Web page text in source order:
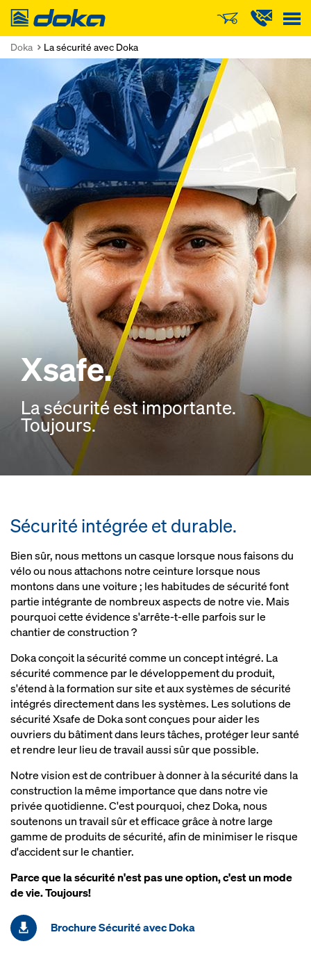
Doka
Doka La sécurité avec Doka
Xsafe.
La sécurité est importante.
Toujours.
Sécurité intégrée et durable.
Bien sûr, nous mettons un casque lorsque nous faisons du
vélo ou nous attachons notre ceinture lorsque nous
montons dans une voiture ; les habitudes de sécurité font
partie intégrante de nombreux aspects de notre vie. Mais
pourquoi cette évidence s'arrête-t-elle parfois sur le
chantier de construction ?
Doka conçoit la sécurité comme un concept intégré. La
sécurité commence par le développement du produit,
s'étend à la formation sur site et aux systèmes de sécurité
intégrés directement dans les systèmes. Les solutions de
sécurité Xsafe de Doka sont conçues pour aider les
ouvriers du bâtiment dans leurs tâches, protéger leur santé
et rendre leur lieu de travail aussi sûr que possible.
Notre vision est de contribuer à donner à la sécurité dans la
construction la même importance que dans notre vie
privée quotidienne. C'est pourquoi, chez Doka, nous
soutenons un travail sûr et efficace grâce à notre large
gamme de produits de sécurité, afin de minimiser le risque
d'accident sur le chantier.
Parce que la sécurité n'est pas une option, c'est un mode
de vie. Toujours!
Brochure Sécurité avec Doka